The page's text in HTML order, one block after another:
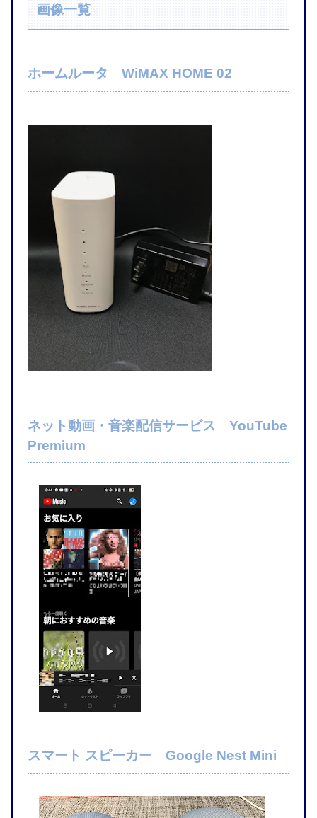
画像一覧
ホームルータ WiMAX HOME 02
ネット動画・音楽配信サービス YouTube
Premium
スマート スピーカー Google Nest Mini